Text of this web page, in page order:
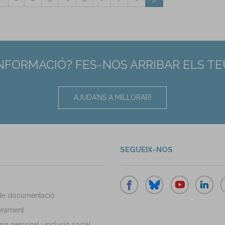
FES-NOS ARRIBAR ELS
AJUDA'NS A MILLORAR!
documentació
SEGUEIX-NOS